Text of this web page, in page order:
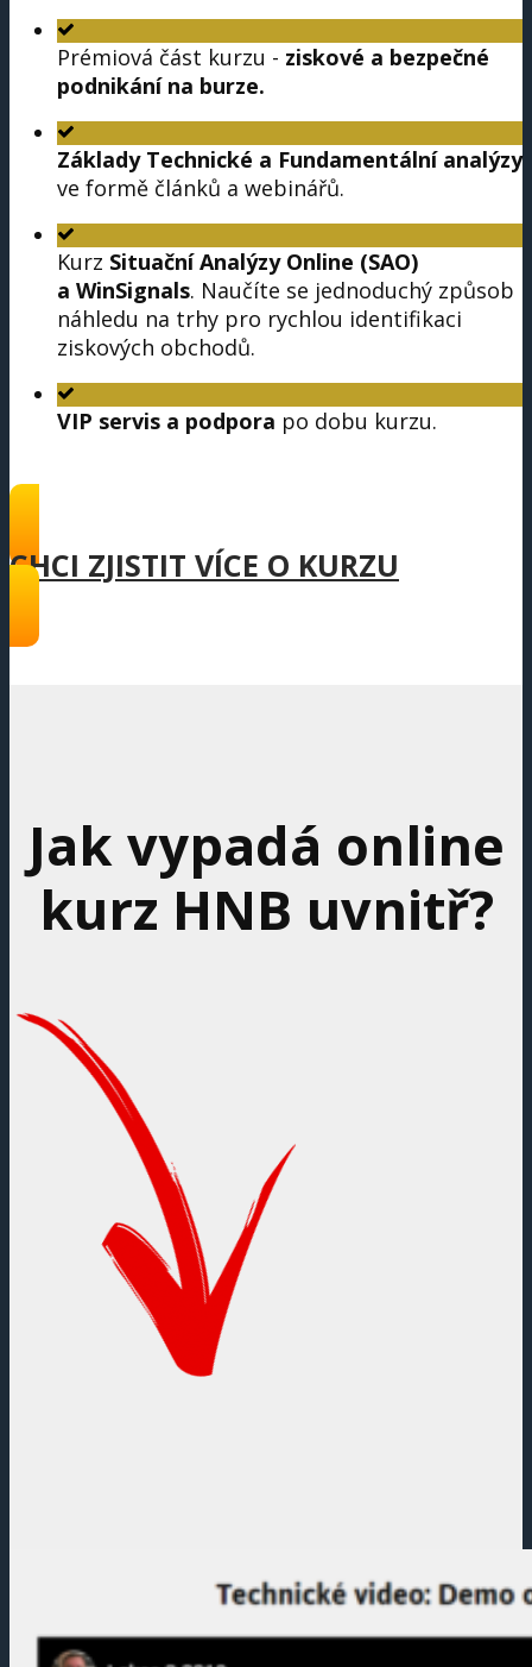
Prémiová část kurzu - ziskové a bezpečné
podnikání na burze.
Základy Technické a Fundamentální analýzy
ve formě článků a webinářů.
Kurz Situační Analýzy Online (SAO)
a WinSignals. Naučíte se jednoduchý způsob
náhledu na trhy pro rychlou identifikaci
ziskových obchodů.
VIP servis a podpora po dobu kurzu.
CHCI ZJISTIT VÍCE O KURZU
Jak vypadá online
kurz HNB uvnitř?